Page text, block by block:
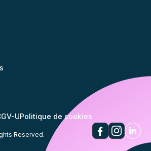
UPolitique de cookies
Reserved.